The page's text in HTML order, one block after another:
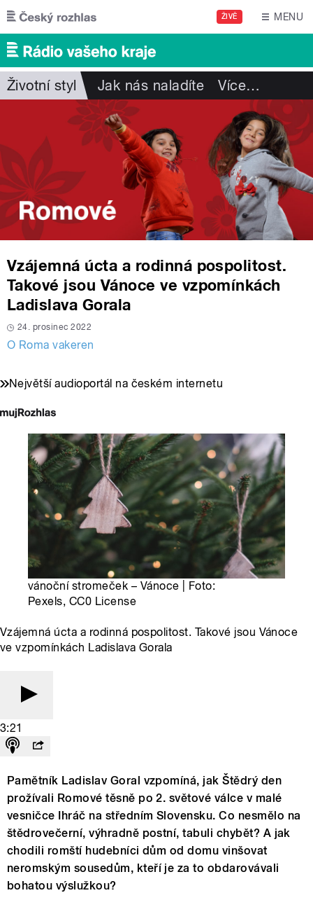
Přejít k hlavnímu obsahu
ŽIVĚ MENU
Životní styl Jak nás naladíte Více…
Vzájemná úcta a rodinná pospolitost.
Takové jsou Vánoce ve vzpomínkách
Ladislava Gorala
24. prosinec 2022
O Roma vakeren
Největší audioportál na českém internetu
vánoční stromeček – Vánoce | Foto:
Pexels, CC0 License
Vzájemná úcta a rodinná pospolitost. Takové jsou Vánoce
ve vzpomínkách Ladislava Gorala
3:21
Pamětník Ladislav Goral vzpomíná, jak Štědrý den
prožívali Romové těsně po 2. světové válce v malé
vesničce Ihráč na středním Slovensku. Co nesmělo na
štědrovečerní, výhradně postní, tabuli chybět? A jak
chodili romští hudebníci dům od domu vinšovat
neromským sousedům, kteří je za to obdarovávali
bohatou výslužkou?